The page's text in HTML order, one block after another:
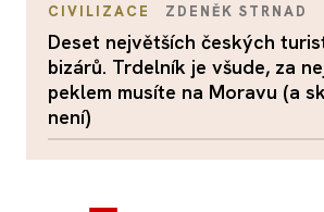
CIVILIZACE ZDENĚK STRNAD
Deset největších českých
bizárů. Trdelník je všude, za
peklem musíte na Moravu (a
není)